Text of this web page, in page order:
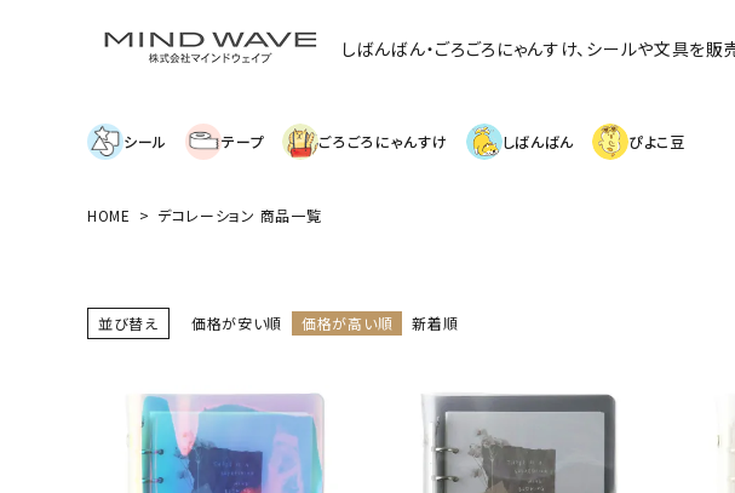
しばんばん・ごろごろにゃんすけ、シールや文具を
シール テープ ごろごろにゃんすけ しばんばん ぴよこ豆
表示するレコメンドはありません。
HOME デコレーション 商品一覧
並び替え 価格が安い順 価格が高い順 新着順